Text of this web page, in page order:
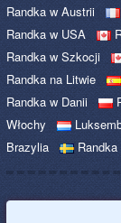
Randka w Austrii
Randka w USA
Randka w Szkocji
Randka na Litwie
Randka w Danii
Włochy
Brazylia
Randka